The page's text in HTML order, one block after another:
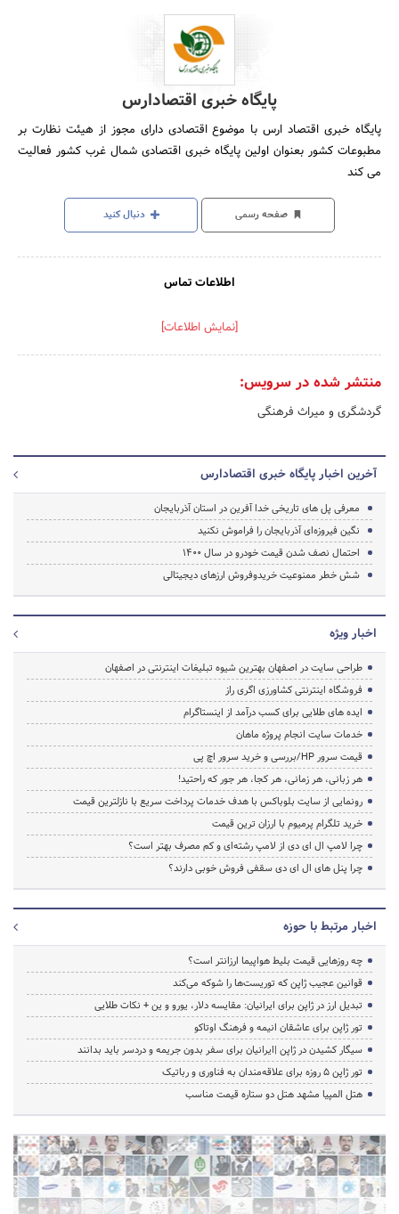
پایگاه خبری اقتصادارس
پایگاه خبری اقتصاد ارس با موضوع اقتصادی دارای مجوز از هیئت نظارت بر
مطبوعات کشور بعنوان اولین پایگاه خبری اقتصادی شمال غرب کشور فعالیت
می کند
صفحه رسمی دنبال کنید
اطلاعات تماس
[نمایش اطلاعات]
منتشر شده در سرویس:
گردشگری و میراث فرهنگی
آخرین اخبار پایگاه خبری اقتصادارس
معرفی پل های تاریخی خدا آفرین در استان آذربایجان
نگین فیروزه‌ای آذربایجان را فراموش نکنید
احتمال نصف شدن قیمت خودرو در سال ۱۴۰۰
شش خطر ممنوعیت خریدوفروش ارزهای دیجیتالی
اخبار ویژه
طراحی سایت در اصفهان بهترین شیوه تبلیغات اینترنتی در اصفهان
فروشگاه اینترنتی کشاورزی اگری راز
ایده های طلایی برای کسب درآمد از اینستاگرام
خدمات سایت انجام پروژه ماهان
قیمت سرور HP/بررسی و خرید سرور اچ پی
هر زبانی، هر زمانی، هر کجا، هر جور که راحتید!
رونمایی از سایت بلوباکس با هدف خدمات پرداخت سریع با نازلترین قیمت
خرید تلگرام پرمیوم با ارزان ترین قیمت
چرا لامپ ال ای دی از لامپ رشته‌ای و کم مصرف بهتر است؟
چرا پنل های ال ای دی سقفی فروش خوبی دارند؟
اخبار مرتبط با حوزه
چه روزهایی قیمت بلیط هواپیما ارزانتر است؟
قوانین عجیب ژاپن که توریست‌ها را شوکه می‌کند
تبدیل ارز در ژاپن برای ایرانیان: مقایسه دلار، یورو و ین + نکات طلایی
تور ژاپن برای عاشقان انیمه و فرهنگ اوتاکو
سیگار کشیدن در ژاپن |ایرانیان برای سفر بدون جریمه و دردسر باید بدانند
تور ژاپن ۵ روزه برای علاقه‌مندان به فناوری و رباتیک
هتل المپیا مشهد هتل دو ستاره قیمت مناسب